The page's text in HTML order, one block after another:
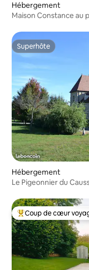
Hébergement
Maison Constance au
Superhôte
Superhôte
Hébergement
Le Pigeonnier du
Coups de cœur
Coup de cœur